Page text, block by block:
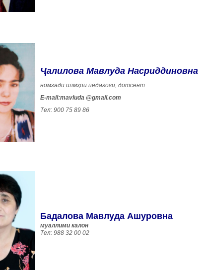
Ҷалилова Мавлуда Насриддиновна
номзади илмҳои педагогӣ, дотсент
E-mail:mavluda @gmail.com
Тел: 900 75 89 86
Бадалова Мавлуда Ашуровна
муаллими калон
Тел: 988 32 00 02